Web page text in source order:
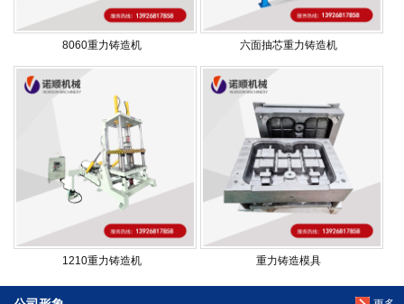
8060重力铸造机 六面抽芯重力铸造机
1210重力铸造机 重力铸造模具